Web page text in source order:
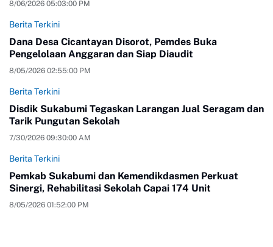
8/06/2026 05:03:00 PM
Berita Terkini
Dana Desa Cicantayan Disorot, Pemdes Buka
Pengelolaan Anggaran dan Siap Diaudit
8/05/2026 02:55:00 PM
Berita Terkini
Disdik Sukabumi Tegaskan Larangan Jual Seragam dan
Tarik Pungutan Sekolah
7/30/2026 09:30:00 AM
Berita Terkini
Pemkab Sukabumi dan Kemendikdasmen Perkuat
Sinergi, Rehabilitasi Sekolah Capai 174 Unit
8/05/2026 01:52:00 PM